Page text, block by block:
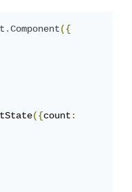
.Component({
({count: